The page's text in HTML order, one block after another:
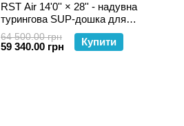
RST Air 14'0'' × 28'' - надувна
турингова SUP-дошка для
перегонів і подорожей
64 500.00 грн
59 340.00 грн Купити